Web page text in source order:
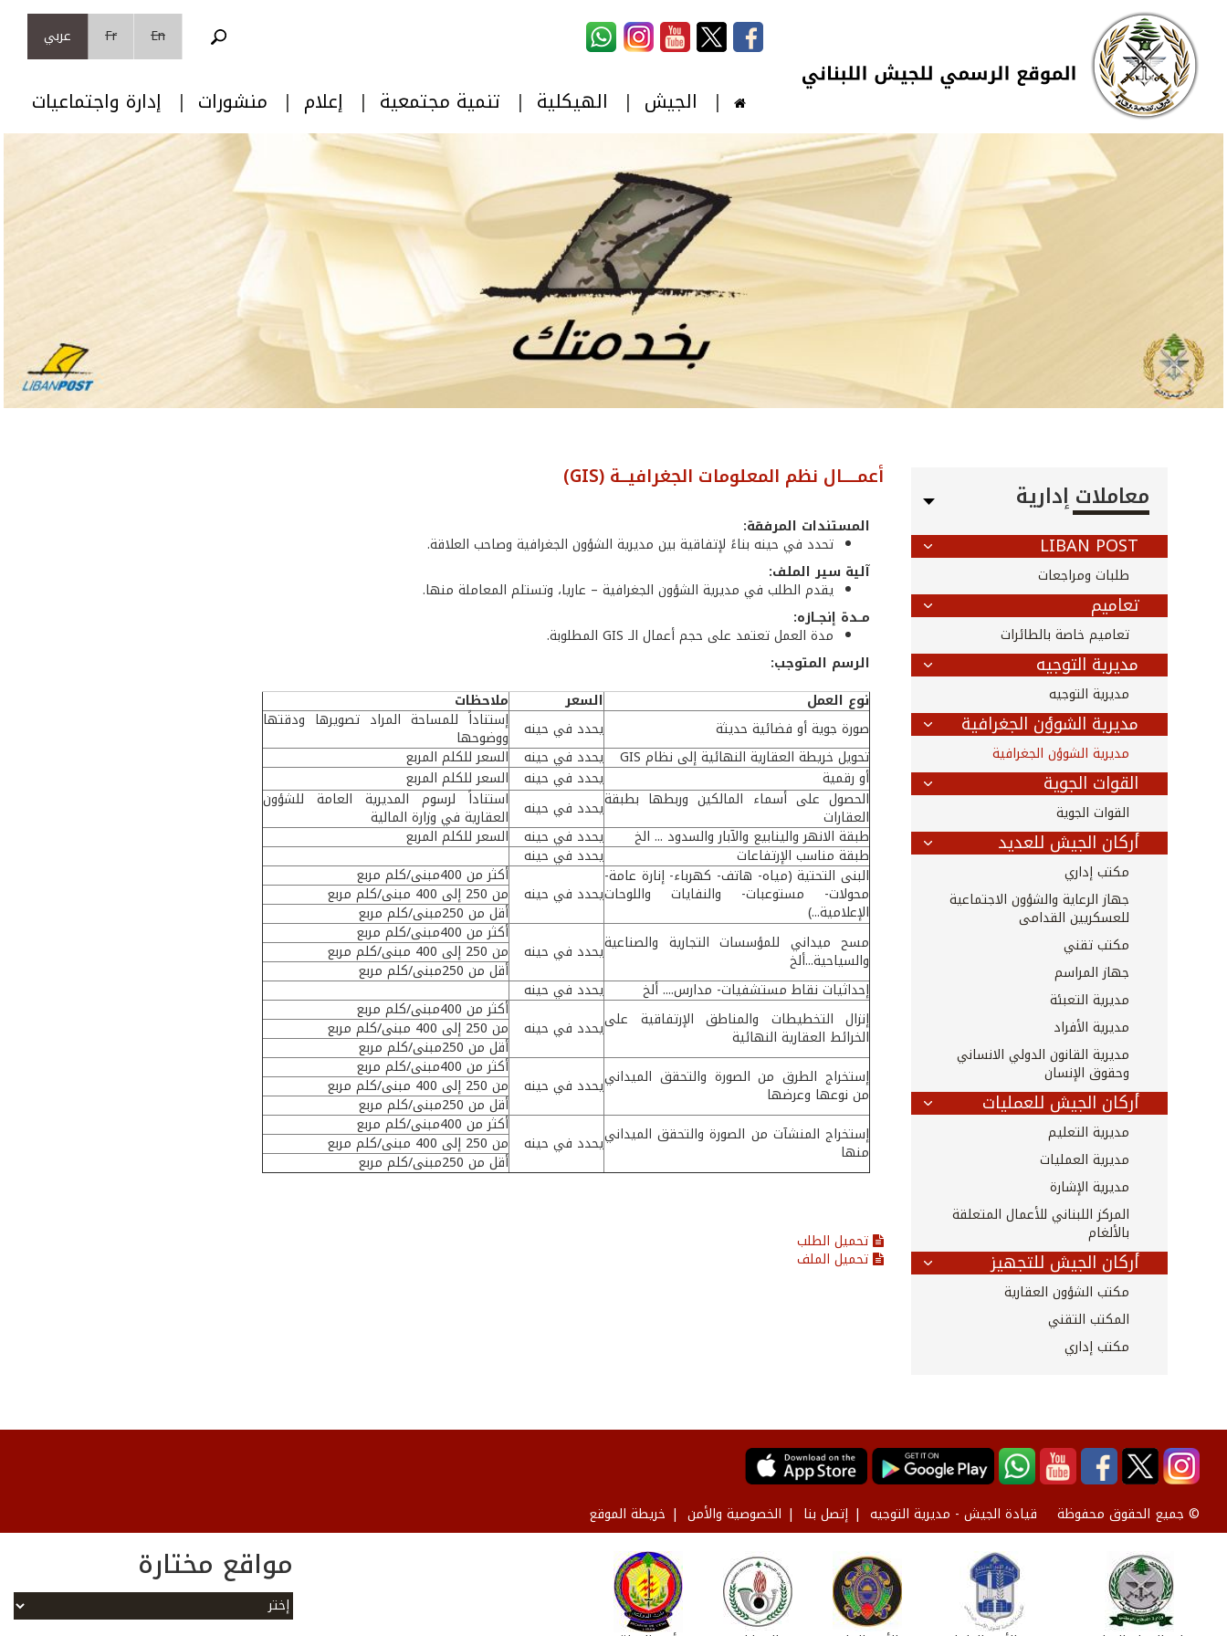
تجاوز إلى المحتوى الرئيسي
Skip to navigation
En
Fr عربي
الجيش الهيكلية تنمية مجتمعية إعلام منشورات إدارة واجتماعيات
معاملات إدارية
LIBAN POST
طلبات ومراجعات
تعاميم
تعاميم خاصة بالطائرات
مديرية التوجيه
مديرية التوجيه
مديرية الشوؤن الجغرافية
مديرية الشوؤن الجغرافية
القوات الجوية
القوات الجوية
أركان الجيش للعديد
مكتب إداري
جهاز الرعاية والشؤون الاجتماعية
للعسكريين القدامى
مكتب تقني
جهاز المراسم
مديرية التعبئة
مديرية الأفراد
مديرية القانون الدولي الانساني
وحقوق الإنسان
أركان الجيش للعمليات
مديرية التعليم
مديرية العمليات
مديرية الإشارة
المركز اللبناني للأعمال المتعلقة
بالألغام
أركان الجيش للتجهيز
مكتب الشؤون العقارية
المكتب التقني
مكتب إداري
أعمــــال نظم المعلومات الجغرافيــة (GIS)
المستندات المرفقة:
تحدد في حينه بناءً لإتفاقية بين مديرية الشؤون الجغرافية وصاحب العلاقة.
آلية سير الملف:
يقدم الطلب في مديرية الشؤون الجغرافية – عاريا، وتستلم المعاملة منها.
مــدة إنجــازه:
مدة العمل تعتمد على حجم أعمال الـ GIS المطلوبة.
الرسم المتوجب:
نوع العمل
السعر
ملاحظات
صورة جوية أو فضائية حديثة
يحدد في حينه إستناداً للمساحة المراد تصويرها ودقتها
ووضوحها
تحويل خريطة العقارية النهائية إلى نظام GIS يحدد في حينه
السعر للكلم المربع
أو رقمية
يحدد في حينه
السعر للكلم المربع
الحصول على أسماء المالكين وربطها بطبقة
العقارات يحدد في حينه استناداً لرسوم المديرية العامة للشؤون
العقارية في وزارة المالية
طبقة الانهر والينابيع والآبار والسدود ... الخ يحدد في حينه السعر للكلم المربع
طبقة مناسب الإرتفاعات
يحدد في حينه
البنى التحتية (مياه- هاتف- كهرباء- إنارة عامة-
محولات- مستوعبات- والنفايات واللوحات
الإعلامية...)
يحدد في حينه
أكثر من 400مبنى/كلم مربع
من 250 إلى 400 مبنى/كلم مربع
أقل من 250مبنى/كلم مربع
مسح ميداني للمؤسسات التجارية والصناعية
والسياحية...ألخ يحدد في حينه
أكثر من 400مبنى/كلم مربع
من 250 إلى 400 مبنى/كلم مربع
أقل من 250مبنى/كلم مربع
إحداثيات نقاط مستشفيات- مدارس.... ألخ
يحدد في حينه
إنزال التخطيطات والمناطق الإرتفاقية على
الخرائط العقارية النهائية يحدد في حينه
أكثر من 400مبنى/كلم مربع
من 250 إلى 400 مبنى/كلم مربع
أقل من 250مبنى/كلم مربع
إستخراج الطرق من الصورة والتحقق الميداني
من نوعها وعرضها يحدد في حينه
أكثر من 400مبنى/كلم مربع
من 250 إلى 400 مبنى/كلم مربع
أقل من 250مبنى/كلم مربع
إستخراج المنشآت من الصورة والتحقق الميداني
منها يحدد في حينه
أكثر من 400مبنى/كلم مربع
من 250 إلى 400 مبنى/كلم مربع
أقل من 250مبنى/كلم مربع
تحميل الطلب
تحميل الملف
© جميع الحقوق محفوظة قيادة الجيش - مديرية التوجيه إتصل بنا الخصوصية والأمن خريطة الموقع
مواقع مختارة